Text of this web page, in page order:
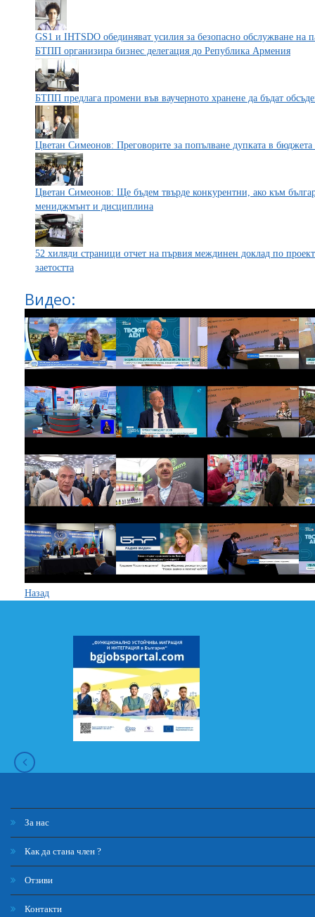
GS1 и IHTSDO обединяват усилия за безопасно обслужване на
БТПП организира бизнес делегация до Република Армения
БТПП предлага промени във ваучерното хранене да бъдат
Цветан Симеонов: Преговорите за попълване дупката в
Цветан Симеонов: Ще бъдем твърде конкурентни, ако към
мениджмънт и дисциплина
52 хиляди страници отчет на първия междинен доклад по
заетостта
Видео:
Назад
За нас
Как да стана член ?
Отзиви
Контакти